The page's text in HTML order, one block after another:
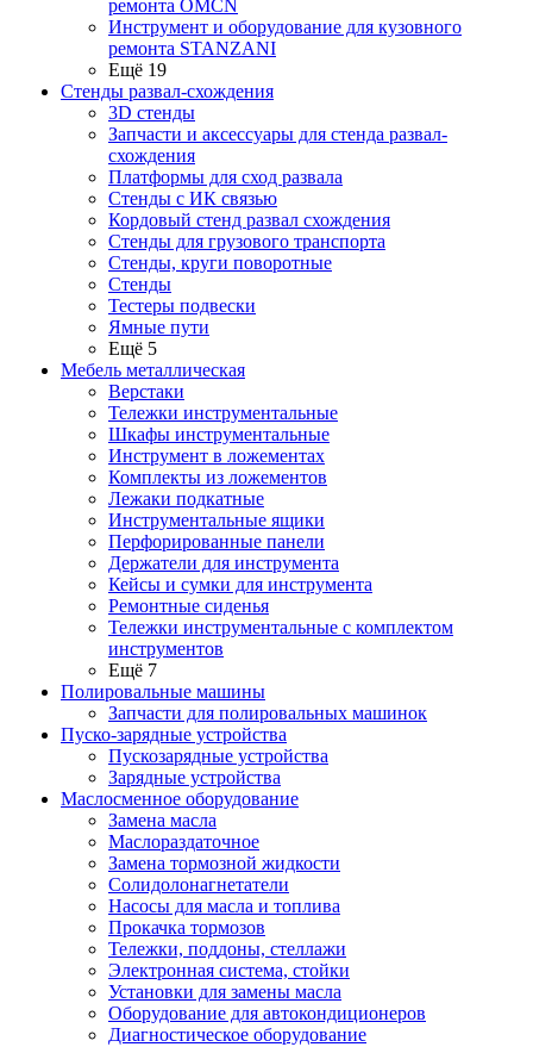
ремонта OMCN
Инструмент и оборудование для кузовного
ремонта STANZANI
Ещё 19
Стенды развал-схождения
3D стенды
Запчасти и аксессуары для стенда развал-
схождения
Платформы для сход развала
Стенды с ИК связью
Кордовый стенд развал схождения
Стенды для грузового транспорта
Стенды, круги поворотные
Стенды
Тестеры подвески
Ямные пути
Ещё 5
Мебель металлическая
Верстаки
Тележки инструментальные
Шкафы инструментальные
Инструмент в ложементах
Комплекты из ложементов
Лежаки подкатные
Инструментальные ящики
Перфорированные панели
Держатели для инструмента
Кейсы и сумки для инструмента
Ремонтные сиденья
Тележки инструментальные с комплектом
инструментов
Ещё 7
Полировальные машины
Запчасти для полировальных машинок
Пуско-зарядные устройства
Пускозарядные устройства
Зарядные устройства
Маслосменное оборудование
Замена масла
Маслораздаточное
Замена тормозной жидкости
Солидолонагнетатели
Насосы для масла и топлива
Прокачка тормозов
Тележки, поддоны, стеллажи
Электронная система, стойки
Установки для замены масла
Оборудование для автокондиционеров
Диагностическое оборудование